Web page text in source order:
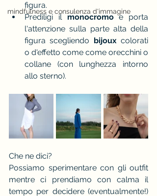
mindfulness e consulenza d'immagine
figura.
Prediligi il monocromo e porta
l'attenzione sulla parte alta della
figura scegliendo bijoux colorati
o d'effetto come come orecchini o
collane (con lunghezza intorno
allo sterno).
Che ne dici?
Possiamo sperimentare con gli outfit
mentre ci prendiamo con calma il
tempo per decidere (eventualmente!)